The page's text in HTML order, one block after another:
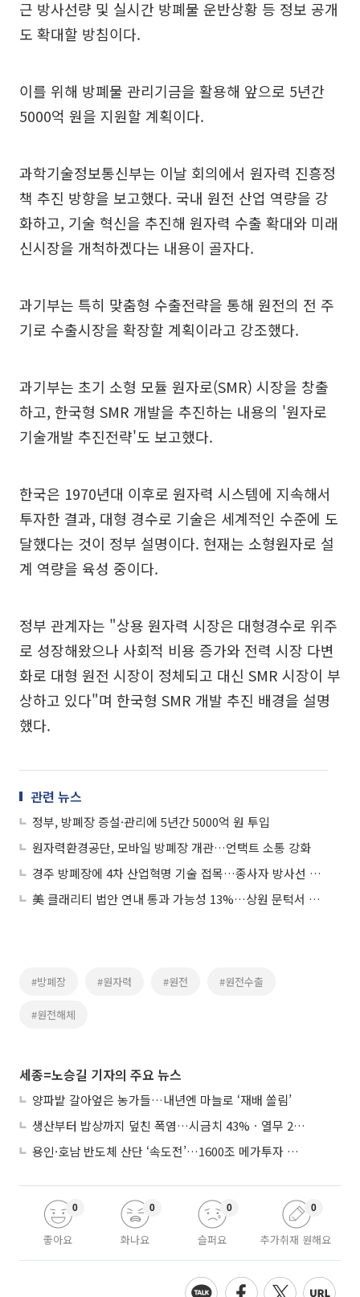
근 방사선량 및 실시간 방폐물 운반상황 등 정보 공개
도 확대할 방침이다.
이를 위해 방폐물 관리기금을 활용해 앞으로 5년간
5000억 원을 지원할 계획이다.
과학기술정보통신부는 이날 회의에서 원자력 진흥정
책 추진 방향을 보고했다. 국내 원전 산업 역량을 강
화하고, 기술 혁신을 추진해 원자력 수출 확대와 미래
신시장을 개척하겠다는 내용이 골자다.
과기부는 특히 맞춤형 수출전략을 통해 원전의 전 주
기로 수출시장을 확장할 계획이라고 강조했다.
과기부는 초기 소형 모듈 원자로(SMR) 시장을 창출
하고, 한국형 SMR 개발을 추진하는 내용의 '원자로
기술개발 추진전략'도 보고했다.
한국은 1970년대 이후로 원자력 시스템에 지속해서
투자한 결과, 대형 경수로 기술은 세계적인 수준에 도
달했다는 것이 정부 설명이다. 현재는 소형원자로 설
계 역량을 육성 중이다.
정부 관계자는 "상용 원자력 시장은 대형경수로 위주
로 성장해왔으나 사회적 비용 증가와 전력 시장 다변
화로 대형 원전 시장이 정체되고 대신 SMR 시장이 부
상하고 있다"며 한국형 SMR 개발 추진 배경을 설명
했다.
관련 뉴스
정부, 방폐장 증설·관리에 5년간 5000억 원 투입
원자력환경공단, 모바일 방폐장 개관…언택트 소통 강화
경주 방폐장에 4차 산업혁명 기술 접목…종사자 방사선 접촉 최소화
美 클래리티 법안 연내 통과 가능성 13%…상원 문턱서 제동
#방폐장 #원자력 #원전 #원전수출
#원전해체
세종=노승길 기자의 주요 뉴스
양파밭 갈아엎은 농가들…내년엔 마늘로 ‘재배 쏠림’
생산부터 밥상까지 덮친 폭염…시금치 43%ㆍ열무 28% 급등
용인·호남 반도체 산단 ‘속도전’…1600조 메가투자 이행 총력
좋아요
0
화나요
0
슬퍼요
0
추가취재 원해요
0